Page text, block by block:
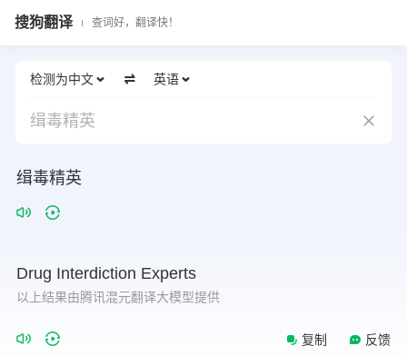
搜狗翻译 查词好，翻译快！
检测为中文 英语
缉毒精英
缉毒精英
Drug Interdiction Experts
以上结果由腾讯混元翻译大模型提供
复制 反馈